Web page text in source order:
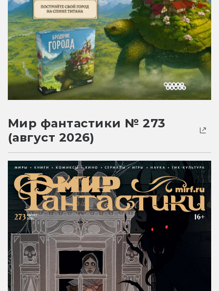
Мир фантастики № 273
(август 2026)